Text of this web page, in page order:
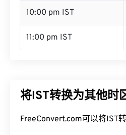
10:00 pm IST
11:00 pm IST
将IST转换为其他时
FreeConvert.com可以将IST